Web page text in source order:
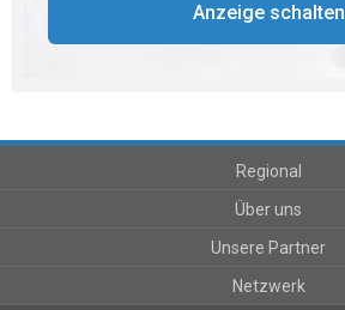
Anzeige schalten
Regional
Über uns
Unsere Partner
Netzwerk